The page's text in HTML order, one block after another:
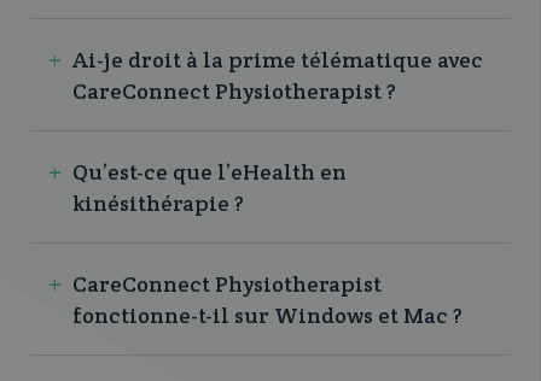
Ai-je droit à la prime télématique avec
CareConnect Physiotherapist ?
Qu’est-ce que l’eHealth en
kinésithérapie ?
CareConnect Physiotherapist
fonctionne-t-il sur Windows et Mac ?